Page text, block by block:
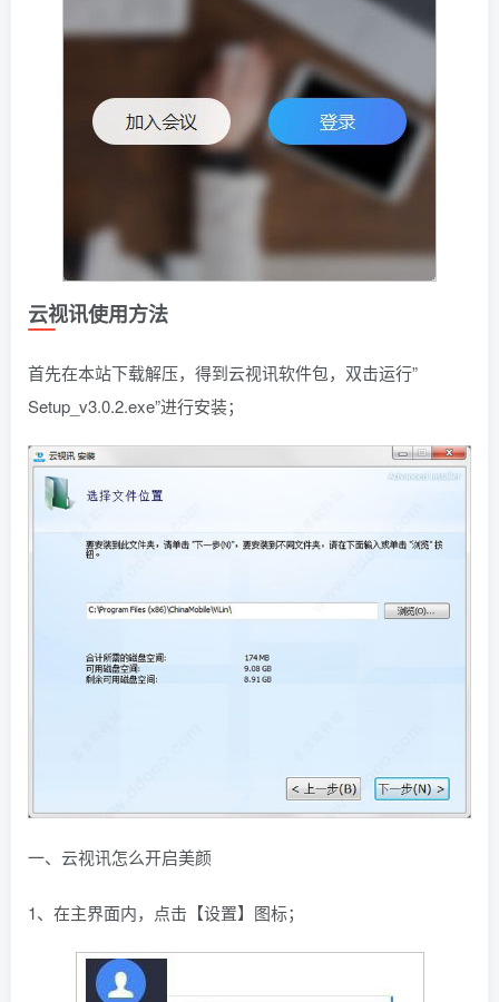
云视讯使用方法
首先在本站下载解压，得到云视讯软件包，双击运行”
Setup_v3.0.2.exe”进行安装；
一、云视讯怎么开启美颜
1、在主界面内，点击【设置】图标；